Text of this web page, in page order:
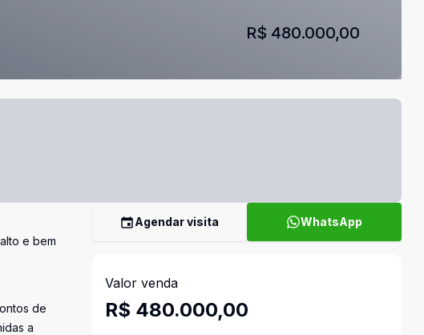
R$ 480.000,00
e bem
de
a
Agendar visita WhatsApp
Valor venda
R$ 480.000,00